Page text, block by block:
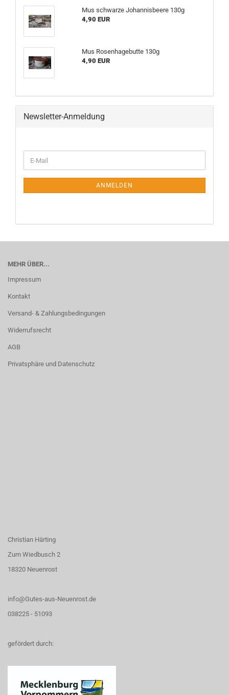
Mus schwarze Johannisbeere 130g
4,90 EUR
Mus Rosenhagebutte 130g
4,90 EUR
Newsletter-Anmeldung
ZUR
E-
Mail
ANMELDEN
MEHR ÜBER...
Impressum
Kontakt
Versand- & Zahlungsbedingungen
Widerrufsrecht
AGB
Privatsphäre und Datenschutz
Christian Härting
Zum Wiedbusch 2
18320 Neuenrost
info@Gutes-aus-Neuenrost.de
038225 - 51093
gefördert durch: